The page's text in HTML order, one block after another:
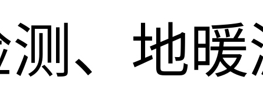
、地暖